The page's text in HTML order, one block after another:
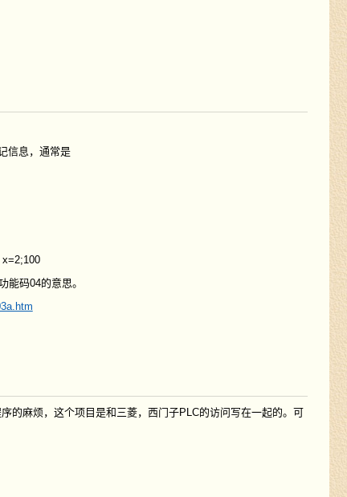
信息，通常是
码04的意思。
的麻烦，这个项目是和三菱，西门子PLC的访问写在一起的。可